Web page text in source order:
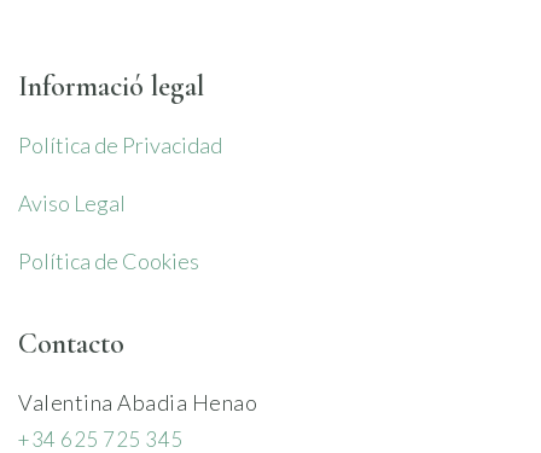
Informació legal
Política de Privacidad
Aviso Legal
Política de Cookies
Contacto
Valentina Abadia Henao
+34 625 725 345